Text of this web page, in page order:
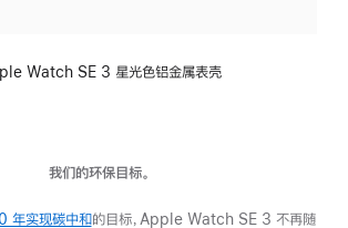
Watch SE 3 星光色铝金属表壳
我们的环保目标。
年实现碳中和(在
的目标，Apple Watch SE 3 不再随